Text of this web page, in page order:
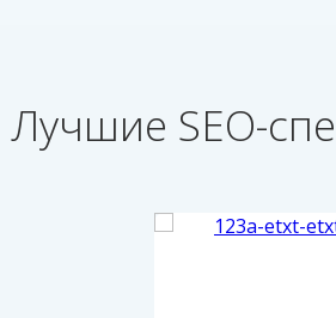
Лучшие SEO-